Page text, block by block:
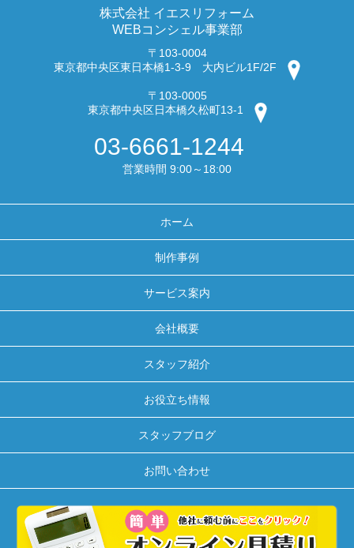
株式会社 イエスリフォーム
WEBコンシェル事業部
〒103-0004
東京都中央区東日本橋1-3-9 大内ビル1F/2F
〒103-0005
東京都中央区日本橋久松町13-1
03-6661-1244
営業時間 9:00～18:00
ホーム
制作事例
サービス案内
会社概要
スタッフ紹介
お役立ち情報
スタッフブログ
お問い合わせ